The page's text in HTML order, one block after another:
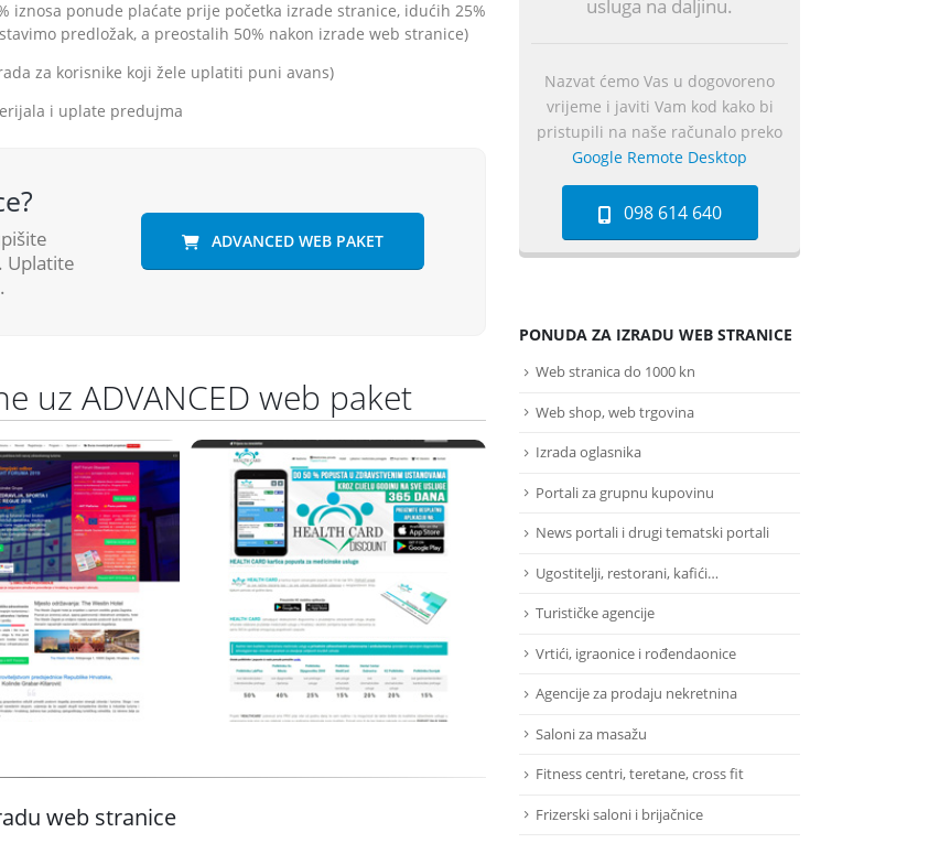
iznosa ponude plaćate prije početka izrade stranice, idućih 25%
predložak, a preostalih 50% nakon izrade web stranice)
za korisnike koji žele uplatiti puni avans)
i uplate predujma
Uplatite
ADVANCED WEB PAKET
uz ADVANCED web paket
CMS
predložak
HEALTH CARD
Joomla CMS
Premium predložak
www.health-card.com
KZTZ
Premium predložak
www.zagrebhealth.hr
web stranice
usluga na daljinu.
Nazvat ćemo Vas u dogovoreno
vrijeme i javiti Vam kod kako bi
pristupili na naše računalo preko
Google Remote Desktop
098 614 640
PONUDA ZA IZRADU WEB STRANICE
Web stranica do 1000 kn
Web shop, web trgovina
Izrada oglasnika
Portali za grupnu kupovinu
News portali i drugi tematski portali
Ugostitelji, restorani, kafići…
Turističke agencije
Vrtići, igraonice i rođendaonice
Agencije za prodaju nekretnina
Saloni za masažu
Fitness centri, teretane, cross fit
Frizerski saloni i brijačnice